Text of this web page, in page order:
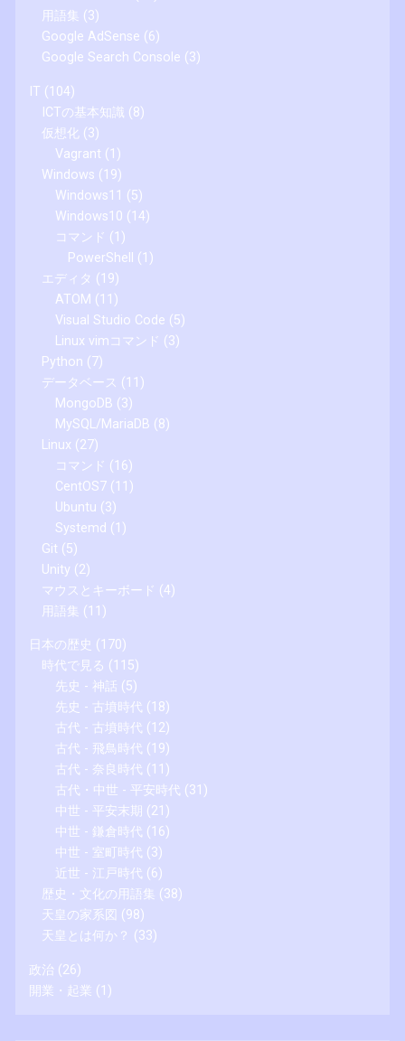
用語集 (3)
Google AdSense (6)
Google Search Console (3)
IT (104)
ICTの基本知識 (8)
仮想化 (3)
Vagrant (1)
Windows (19)
Windows11 (5)
Windows10 (14)
コマンド (1)
PowerShell
(1)
エディタ (19)
ATOM (11)
Visual Studio Code (5)
Linux vimコマンド (3)
Python (7)
データベース (11)
MongoDB (3)
MySQL/MariaDB (8)
Linux (27)
コマンド (16)
CentOS7(11)
Ubuntu (3)
Systemd (1)
Git (5)
Unity (2)
マウスとキーボード (4)
用語集 (11)
日本の歴史 (170)
時代で見る (115)
先史 - 神話 (5)
先史 - 古墳時代 (18)
古代 - 古墳時代 (12)
古代 - 飛鳥時代 (19)
古代 - 奈良時代 (11)
古代・中世 - 平安時代 (31)
中世 - 平安末期 (21)
中世 - 鎌倉時代 (16)
中世 - 室町時代 (3)
近世 - 江戸時代 (6)
歴史・文化の用語集 (38)
天皇の家系図 (98)
天皇とは何か？ (33)
政治 (26)
開業・起業 (1)